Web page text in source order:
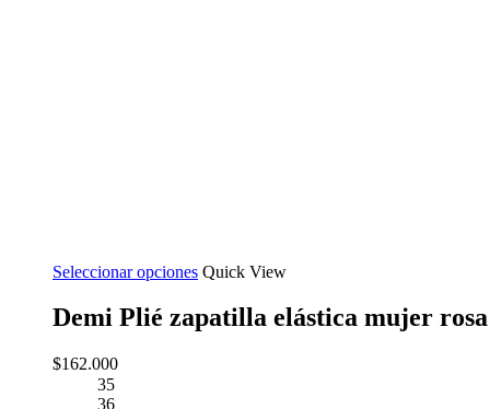
Seleccionar opciones Quick View
Demi Plié zapatilla elástica mujer rosa
$162.000
35
36